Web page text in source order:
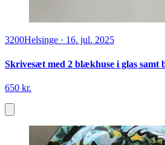
3200Helsinge · 16. jul. 2025
Skrivesæt med 2 blækhuse i glas samt
650 kr.